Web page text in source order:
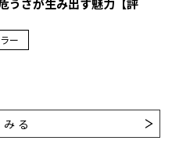
危うさが生み出す魅力【評
ー
る